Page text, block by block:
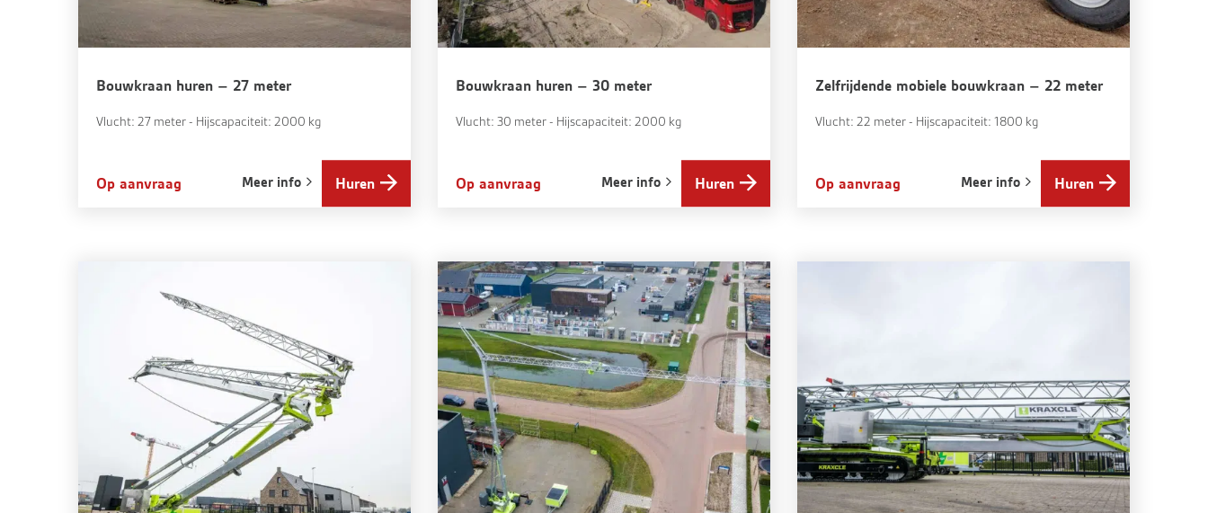
Bouwkraan huren – 27 meter
Vlucht: 27 meter - Hijscapaciteit: 2000 kg
Op aanvraag Meer info Huren
Bouwkraan huren – 30 meter
Vlucht: 30 meter - Hijscapaciteit: 2000 kg
Op aanvraag Meer info Huren
Zelfrijdende mobiele bouwkraan – 22 meter
Vlucht: 22 meter - Hijscapaciteit: 1800 kg
Op aanvraag Meer info Huren